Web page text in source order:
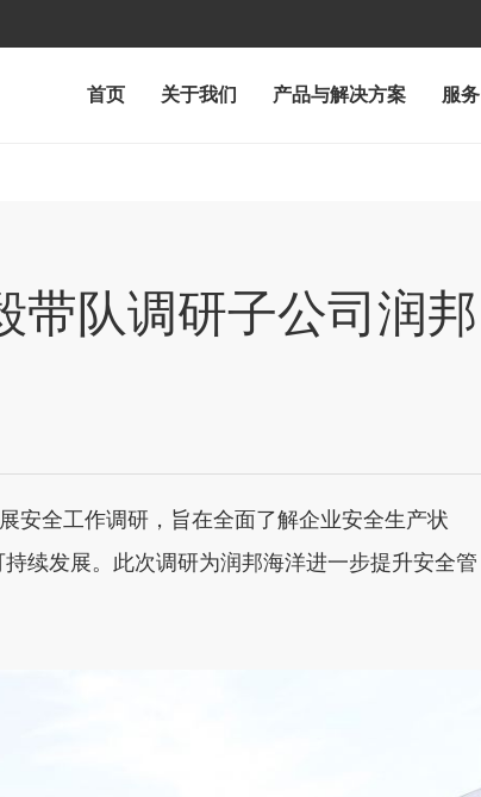
首页 关于我们 产品与解决方案 服务
带队调研子公司润邦
全工作调研，旨在全面了解企业安全生产状
续发展。此次调研为润邦海洋进一步提升安全管